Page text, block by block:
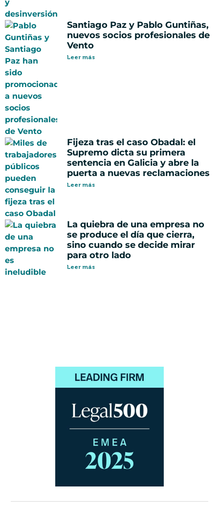
Santiago Paz y Pablo Guntiñas,
nuevos socios profesionales de
Vento
Leer más
Fijeza tras el caso Obadal: el
Supremo dicta su primera
sentencia en Galicia y abre la
puerta a nuevas reclamaciones
Leer más
La quiebra de una empresa no
se produce el día que cierra,
sino cuando se decide mirar
para otro lado
Leer más